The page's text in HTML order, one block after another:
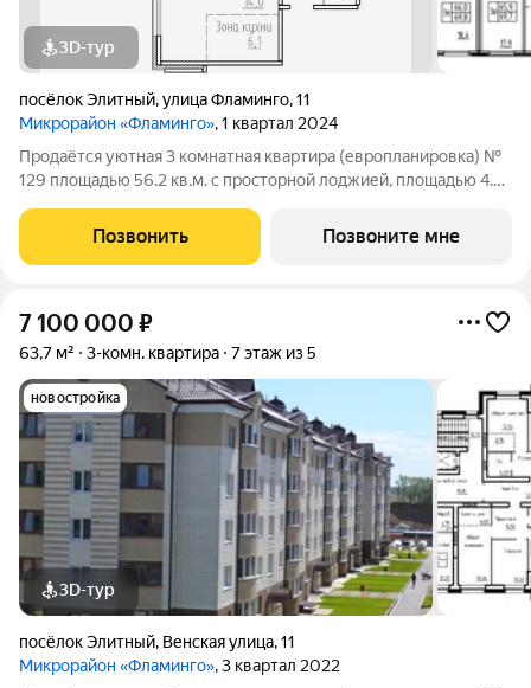
3D-тур
посёлок Элитный,улица Фламинго,11
Микрорайон «Фламинго», 1 квартал 2024
Продаётся уютная 3 комнатная квартира (европланировка) №
129 площадью 56.2 кв.м. с просторной лоджией, площадью 4.2
Фламинго, ул.Венская, д. 8.Расположение дома предоставляет
отличную возможность
Позвонить Позвоните мне
7 100 000 ₽
63,7 м² 3-комн. квартира 7 этаж из 5
новостройка
3D-тур
посёлок Элитный, Венская улица,11
Микрорайон «Фламинго», 3 квартал 2022